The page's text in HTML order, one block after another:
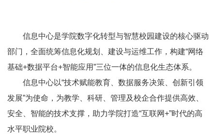
信息中心是学院数字化转型与智慧校园建设的核心驱动
部门，全面统筹信息化规划、建设与运维工作，构建“网络
基础+数据平台+智能应用”三位一体的信息化生态体系。
信息中心以“技术赋能教育、数据服务决策、创新引领
发展”为使命，为教学、科研、管理及校企合作提供高效、
安全、智能的技术支撑，助力学院打造“互联网+”时代的高
水平职业院校。